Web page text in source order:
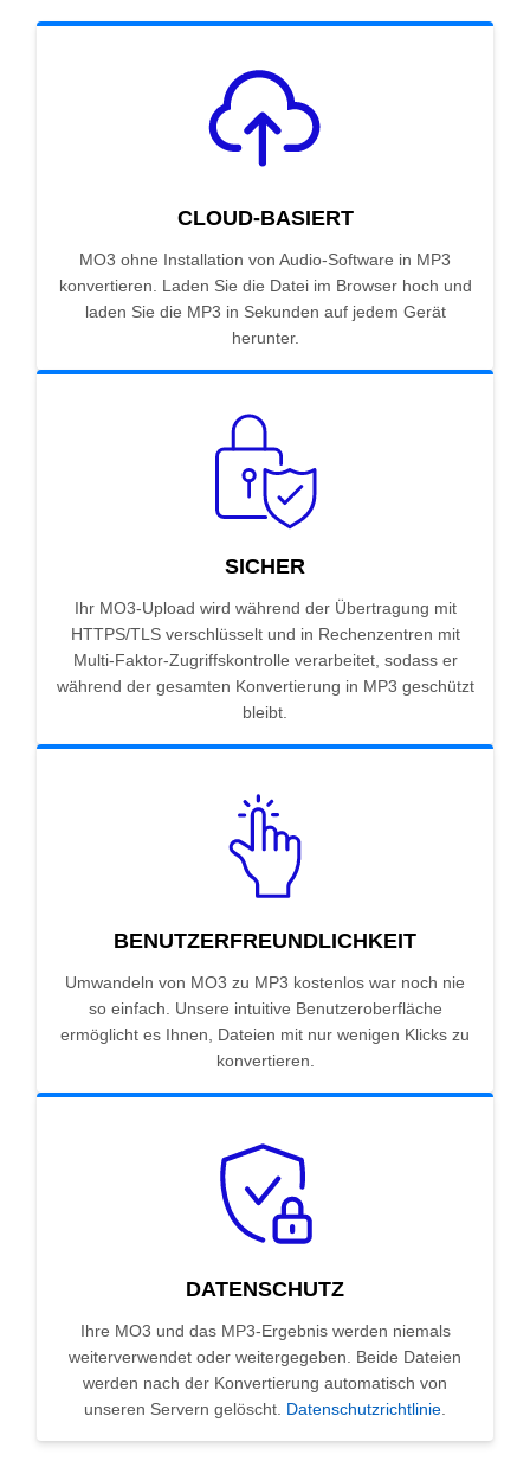
CLOUD-BASIERT
MO3 ohne Installation von Audio-Software in MP3
konvertieren. Laden Sie die Datei im Browser hoch und
laden Sie die MP3 in Sekunden auf jedem Gerät
herunter.
SICHER
Ihr MO3-Upload wird während der Übertragung mit
HTTPS/TLS verschlüsselt und in Rechenzentren mit
Multi-Faktor-Zugriffskontrolle verarbeitet, sodass er
während der gesamten Konvertierung in MP3 geschützt
bleibt.
BENUTZERFREUNDLICHKEIT
Umwandeln von MO3 zu MP3 kostenlos war noch nie
so einfach. Unsere intuitive Benutzeroberfläche
ermöglicht es Ihnen, Dateien mit nur wenigen Klicks zu
konvertieren.
DATENSCHUTZ
Ihre MO3 und das MP3-Ergebnis werden niemals
weiterverwendet oder weitergegeben. Beide Dateien
werden nach der Konvertierung automatisch von
unseren Servern gelöscht. Datenschutzrichtlinie.